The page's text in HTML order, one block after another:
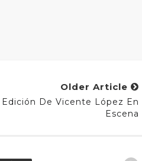
Older Article
De Vicente López En
Escena